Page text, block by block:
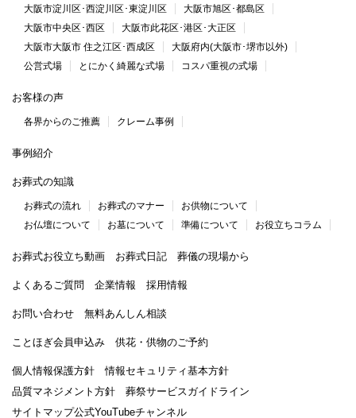
大阪市淀川区･西淀川区･東淀川区
大阪市旭区･都島区
大阪市中央区･西区
大阪市此花区･港区･大正区
大阪市大阪市 住之江区･西成区
大阪府内(大阪市･堺市以外)
公営式場
とにかく綺麗な式場 コスパ重視の式場
お客様の声
各界からのご推薦 クレーム事例
事例紹介
お葬式の知識
お葬式の流れ お葬式のマナー
お供物について
お仏壇について
お墓について 準備について お役立ちコラム
お葬式お役立ち動画 お葬式日記 葬儀の現場から
よくあるご質問 企業情報 採用情報
お問い合わせ 無料あんしん相談
ことほぎ会員申込み 供花・供物のご予約
個人情報保護方針
情報セキュリティ基本方針
品質マネジメント方針
葬祭サービスガイドライン
サイトマップ公式YouTubeチャンネル